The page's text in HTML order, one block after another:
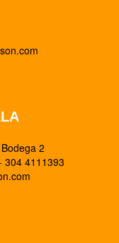
2
304 4111393